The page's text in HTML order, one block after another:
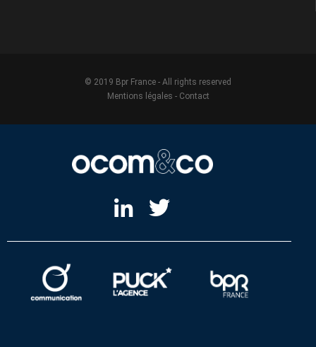
© 2019 Bpr France - All rights reserved
Mentions légales - Contact